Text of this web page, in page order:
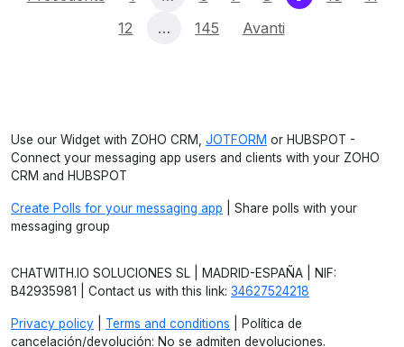
12
… 145 Avanti
Use our Widget with ZOHO CRM, JOTFORM or HUBSPOT -
Connect your messaging app users and clients with your ZOHO
CRM and HUBSPOT
Create Polls for your messaging app | Share polls with your
messaging group
CHATWITH.IO SOLUCIONES SL | MADRID-ESPAÑA | NIF:
B42935981 | Contact us with this link: 34627524218
Privacy policy Terms and conditions | Política de
cancelación/devolución: No se admiten devoluciones.